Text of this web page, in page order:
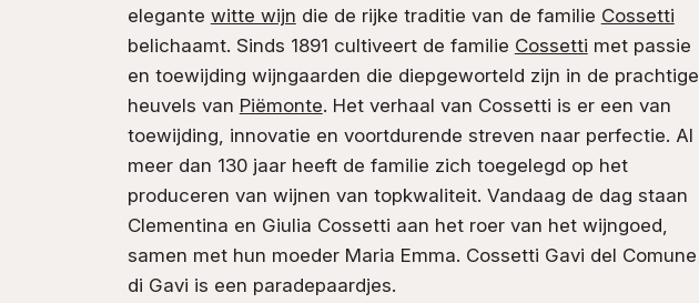
elegante witte wijn die de rijke traditie van de familie Cossetti
belichaamt. Sinds 1891 cultiveert de familie Cossetti met passie
en toewijding wijngaarden die diepgeworteld zijn in de prachtige
heuvels van Piëmonte. Het verhaal van Cossetti is er een van
toewijding, innovatie en voortdurende streven naar perfectie. Al
meer dan 130 jaar heeft de familie zich toegelegd op het
produceren van wijnen van topkwaliteit. Vandaag de dag staan
Clementina en Giulia Cossetti aan het roer van het wijngoed,
samen met hun moeder Maria Emma. Cossetti Gavi del Comune
di Gavi is een paradepaardjes.